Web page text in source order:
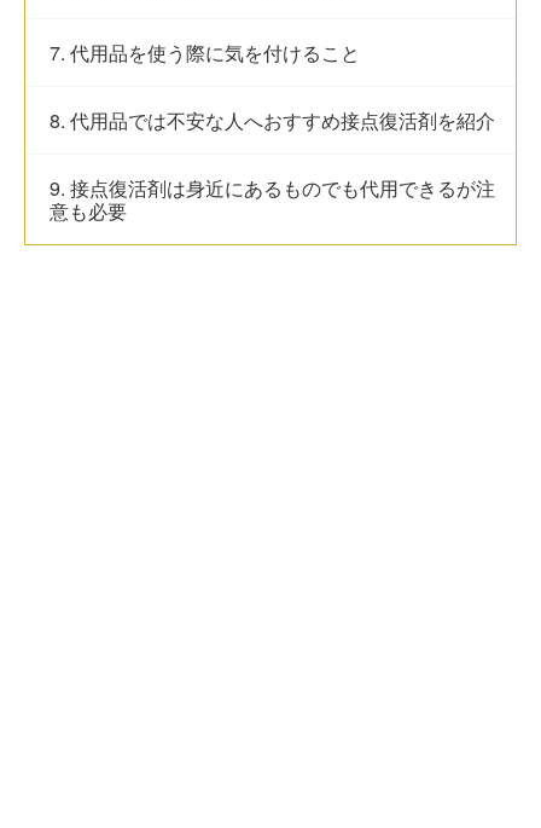
7. 代用品を使う際に気を付けること
8. 代用品では不安な人へおすすめ接点復活剤を紹介
9. 接点復活剤は身近にあるものでも代用できるが注
意も必要